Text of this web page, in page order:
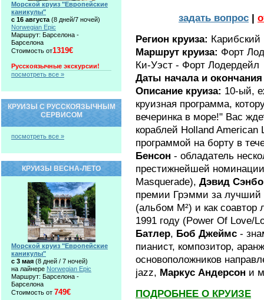
задать вопрос |
Регион круиза: Карибский
Маршрут круиза: Форт
Ки-Уэст - Форт Лодердейл
Даты начала и
Описание круиза: 10-ый,
круизная программа,
вечеринка в море!" Вас
кораблей Holland
программой на борту в
Бенсон - обладатель
престижнейшей
Masquerade), Дэвид
премии Грэмми за лучший
(альбом М²) и как
1991 году (Power Of Love/
Батлер, Боб Джеймс -
пианист, композитор,
основоположников
jazz, Маркус Андерсон и
ПОДРОБНЕЕ О КРУИЗЕ
Морской круиз "Европейские
каникулы"
с 16 августа (8 дней/7 ночей)
Norwegian Epic
Маршрут: Барселона -
Барселона
Стоимость от1319€
Русскоязычные экскурсии!
посмотреть все »
КРУИЗЫ С РУССКОЯЗЫЧНЫМ
СЕРВИСОМ
посмотреть все »
КРУИЗЫ ВЕСНА-ЛЕТО
Морской круиз "Европейские
каникулы"
c 3 мая (8 дней / 7 ночей)
на лайнере Norwegian Epic
Маршрут: Барселона -
Барселона
Стоимость от 749€